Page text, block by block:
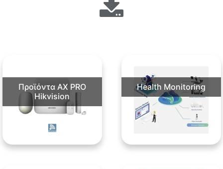
Προϊόντα AX PRO
Hikvision
Health Monitoring